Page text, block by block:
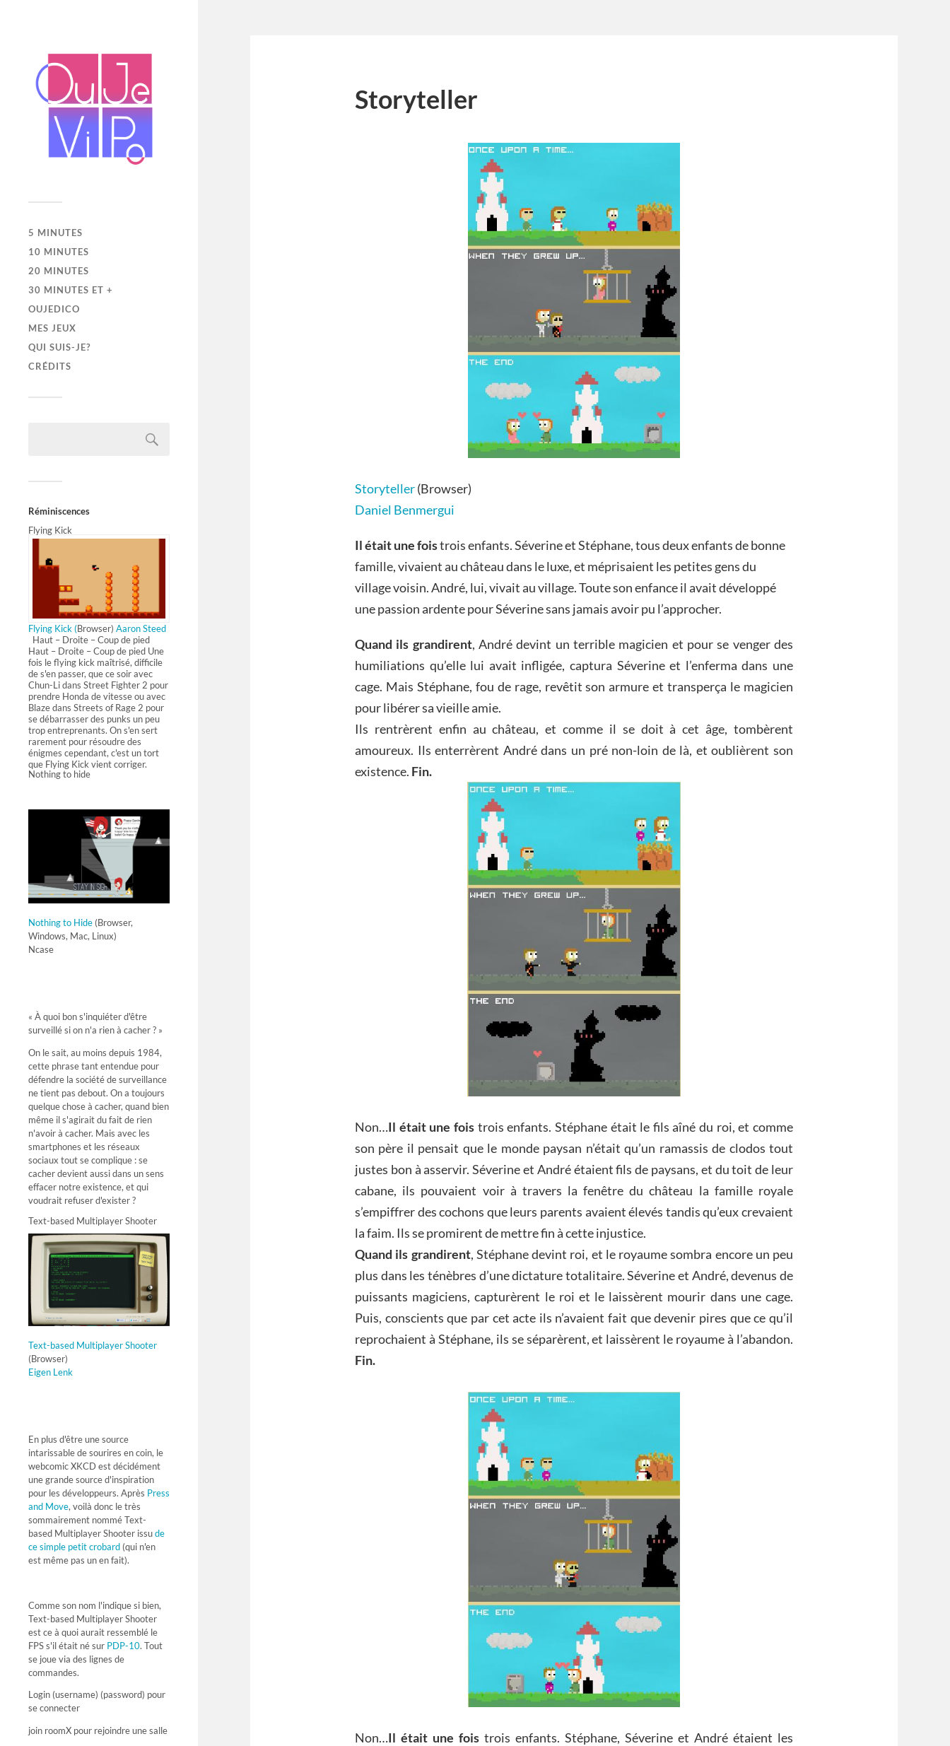
5 MINUTES
10 MINUTES
20 MINUTES
30 MINUTES ET +
OUJEDICO
MES JEUX
QUI SUIS-JE?
CRÉDITS
Réminiscences
Flying Kick
Flying Kick (Browser) Aaron Steed
Haut – Droite – Coup de pied
Haut – Droite – Coup de pied Une
fois le flying kick maîtrisé, difficile
de s'en passer, que ce soir avec
Chun-Li dans Street Fighter 2 pour
prendre Honda de vitesse ou avec
Blaze dans Streets of Rage 2 pour
se débarrasser des punks un peu
trop entreprenants. On s'en sert
rarement pour résoudre des
énigmes cependant, c'est un tort
que Flying Kick vient corriger.
Nothing to hide
Nothing to Hide (Browser,
Windows, Mac, Linux)
Ncase
« À quoi bon s'inquiéter d'être
surveillé si on n'a rien à cacher ? »
On le sait, au moins depuis 1984,
cette phrase tant entendue pour
défendre la société de surveillance
ne tient pas debout. On a toujours
quelque chose à cacher, quand bien
même il s'agirait du fait de rien
n'avoir à cacher. Mais avec les
smartphones et les réseaux
sociaux tout se complique : se
cacher devient aussi dans un sens
effacer notre existence, et qui
voudrait refuser d'exister ?
Text-based Multiplayer Shooter
Text-based Multiplayer Shooter
(Browser)
Eigen Lenk
En plus d'être une source
intarissable de sourires en coin, le
webcomic XKCD est décidément
une grande source d'inspiration
pour les développeurs. Après Press
and Move, voilà donc le très
sommairement nommé Text-
based Multiplayer Shooter issude
ce simple petit crobard (qui n'en
est même pas un en fait).
Comme son nom l'indique si bien,
Text-based Multiplayer Shooter
est ce à quoi aurait ressemblé le
FPS s'il était né sur PDP-10. Tout
se joue via des lignes de
commandes.
Login (username) (password) pour
se connecter
join roomX pour rejoindre une salle
Storyteller
Storyteller(Browser)
Daniel Benmergui
Il était une foistrois enfants. Séverine et Stéphane, tous deux enfants de bonne
famille, vivaient au château dans le luxe, et méprisaient les petites gens du
village voisin. André, lui, vivait au village. Toute son enfance il avait développé
une passion ardente pour Séverine sans jamais avoir pu l’approcher.
Quand ils grandirent, André devint un terrible magicien et pour se venger des
humiliations qu’elle lui avait infligée, captura Séverine et l’enferma dans une
cage. Mais Stéphane, fou de rage, revêtit son armure et transperça le magicien
pour libérer sa vieille amie.
Ils rentrèrent enfin au château, et comme il se doit à cet âge, tombèrent
amoureux. Ils enterrèrent André dans un pré non-loin de là, et oublièrent son
existence. Fin.
Non…Il était une foistrois enfants. Stéphane était le fils aîné du roi, et comme
son père il pensait que le monde paysan n’était qu’un ramassis de clodos tout
justes bon à asservir. Séverine et André étaient fils de paysans, et du toit de leur
cabane, ils pouvaient voir à travers la fenêtre du château la famille royale
s’empiffrer des cochons que leurs parents avaient élevés tandis qu’eux crevaient
la faim. Ils se promirent de mettre fin à cette injustice.
Quand ils grandirent, Stéphane devint roi, et le royaume sombra encore un peu
plus dans les ténèbres d’une dictature totalitaire. Séverine et André, devenus de
puissants magiciens, capturèrent le roi et le laissèrent mourir dans une cage.
Puis, conscients que par cet acte ils n’avaient fait que devenir pires que ce qu’il
reprochaient à Stéphane, ils se séparèrent, et laissèrent le royaume à l’abandon.
Fin.
Non…Il était une fois trois enfants. Stéphane, Séverine et André étaient les